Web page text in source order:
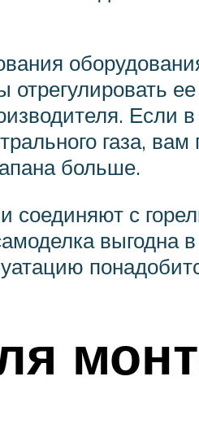
Если
газа,
больше.
с